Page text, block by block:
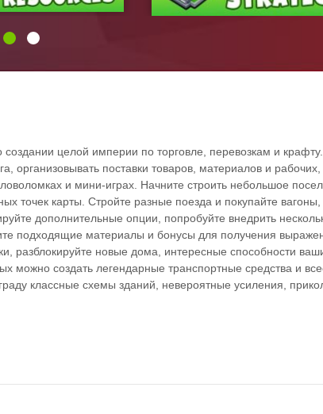
целой империи по торговле, перевозкам и
организовывать поставки товаров, материалов и рабочих,
и мини-играх. Начните строить небольшое
точек карты. Стройте разные поезда и покупайте вагоны,
дополнительные опции, попробуйте внедрить
подходящие материалы и бонусы для получения
разблокируйте новые дома, интересные способности
можно создать легендарные транспортные средства и
классные схемы зданий, невероятные усиления,